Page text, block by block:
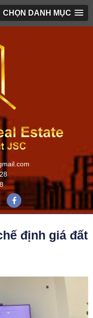
CHỌN DANH MỤC
định giá đất